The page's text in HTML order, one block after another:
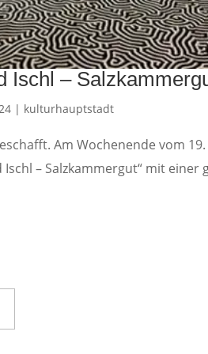
Ischl –
| kulturhauptstadt
Am Wochenende vom
– Salzkammergut“ mit einer